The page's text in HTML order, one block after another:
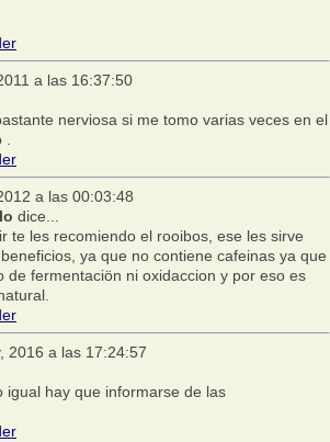
a las 16:37:50
nerviosa si me tomo varias veces en el
a las 00:03:48
dice...
te les recomiendo el rooibos, ese les sirve
ya que no contiene cafeinas ya que
de fermentaciön ni oxidaccion y por eso es
2016 a las 17:24:57
igual hay que informarse de las